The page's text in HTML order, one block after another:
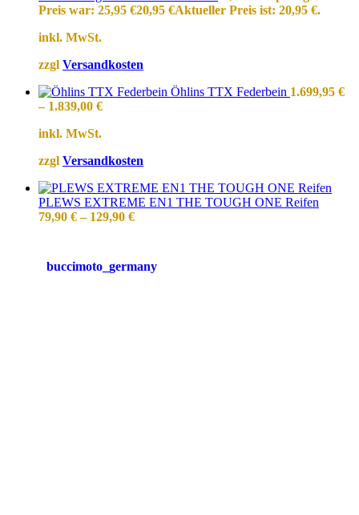
Preis war: 25,95 €20,95 €Aktueller Preis ist: 20,95 €.
inkl. MwSt.
zzgl Versandkosten
Öhlins TTX Federbein 1.699,95 €
– 1.839,00 €
inkl. MwSt.
zzgl Versandkosten
PLEWS EXTREME EN1 THE TOUGH ONE Reifen
79,90 €– 129,90 €
buccimoto_germany